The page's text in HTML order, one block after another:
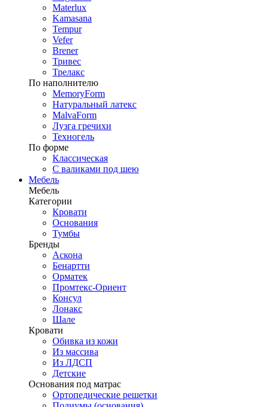
Materlux
Kamasana
Tempur
Vefer
Brener
Тривес
Трелакс
По наполнителю
MemoryForm
Натуральный латекс
MalvaForm
Лузга гречихи
Техногель
По форме
Классическая
С валиками под шею
Мебель
Мебель
Категории
Кровати
Основания
Тумбы
Бренды
Аскона
Бенартти
Орматек
Промтекс-Ориент
Консул
Лонакс
Шале
Кровати
Обивка из кожи
Из массива
Из ЛДСП
Детские
Основания под матрас
Ортопедические решетки